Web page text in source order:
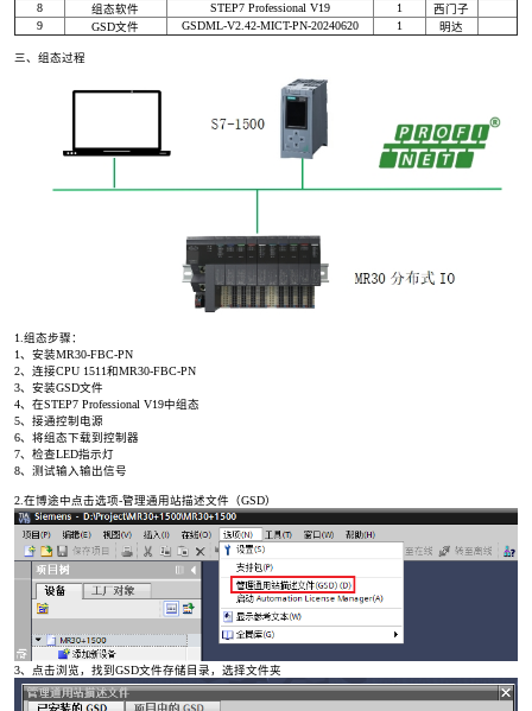
8
组态软件 STEP7 Professional V19 1
西门子
9
GSD文件 GSDML-V2.42-MICT-PN-20240620 1 明达
三、组态过程
1.组态步骤：
1、安装MR30-FBC-PN
2、连接CPU 1511和MR30-FBC-PN
3、安装GSD文件
4、在STEP7 Professional V19中组态
5、接通控制电源
6、将组态下载到控制器
7、检查LED指示灯
8、测试输入输出信号
2.在博途中点击选项-管理通用站描述文件（GSD）
3、点击浏览，找到GSD文件存储目录，选择文件夹